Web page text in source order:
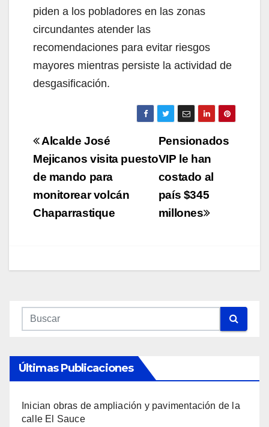
piden a los pobladores en las zonas
circundantes atender las
recomendaciones para evitar riesgos
mayores mientras persiste la actividad de
desgasificación.
Navegación
de
entradas
Pensionados
VIP le han
costado al
país $345
millones
Alcalde José
Mejicanos visita puesto
de mando para
monitorear volcán
Chaparrastique
Últimas Publicaciones
Inician obras de ampliación y pavimentación de la
calle El Sauce